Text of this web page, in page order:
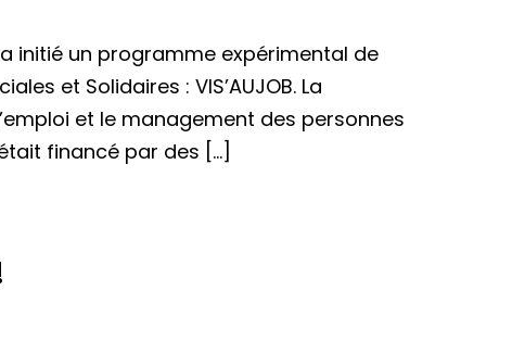
initié un programme expérimental de
et Solidaires : VIS’AUJOB. La
et le management des personnes
financé par des […]